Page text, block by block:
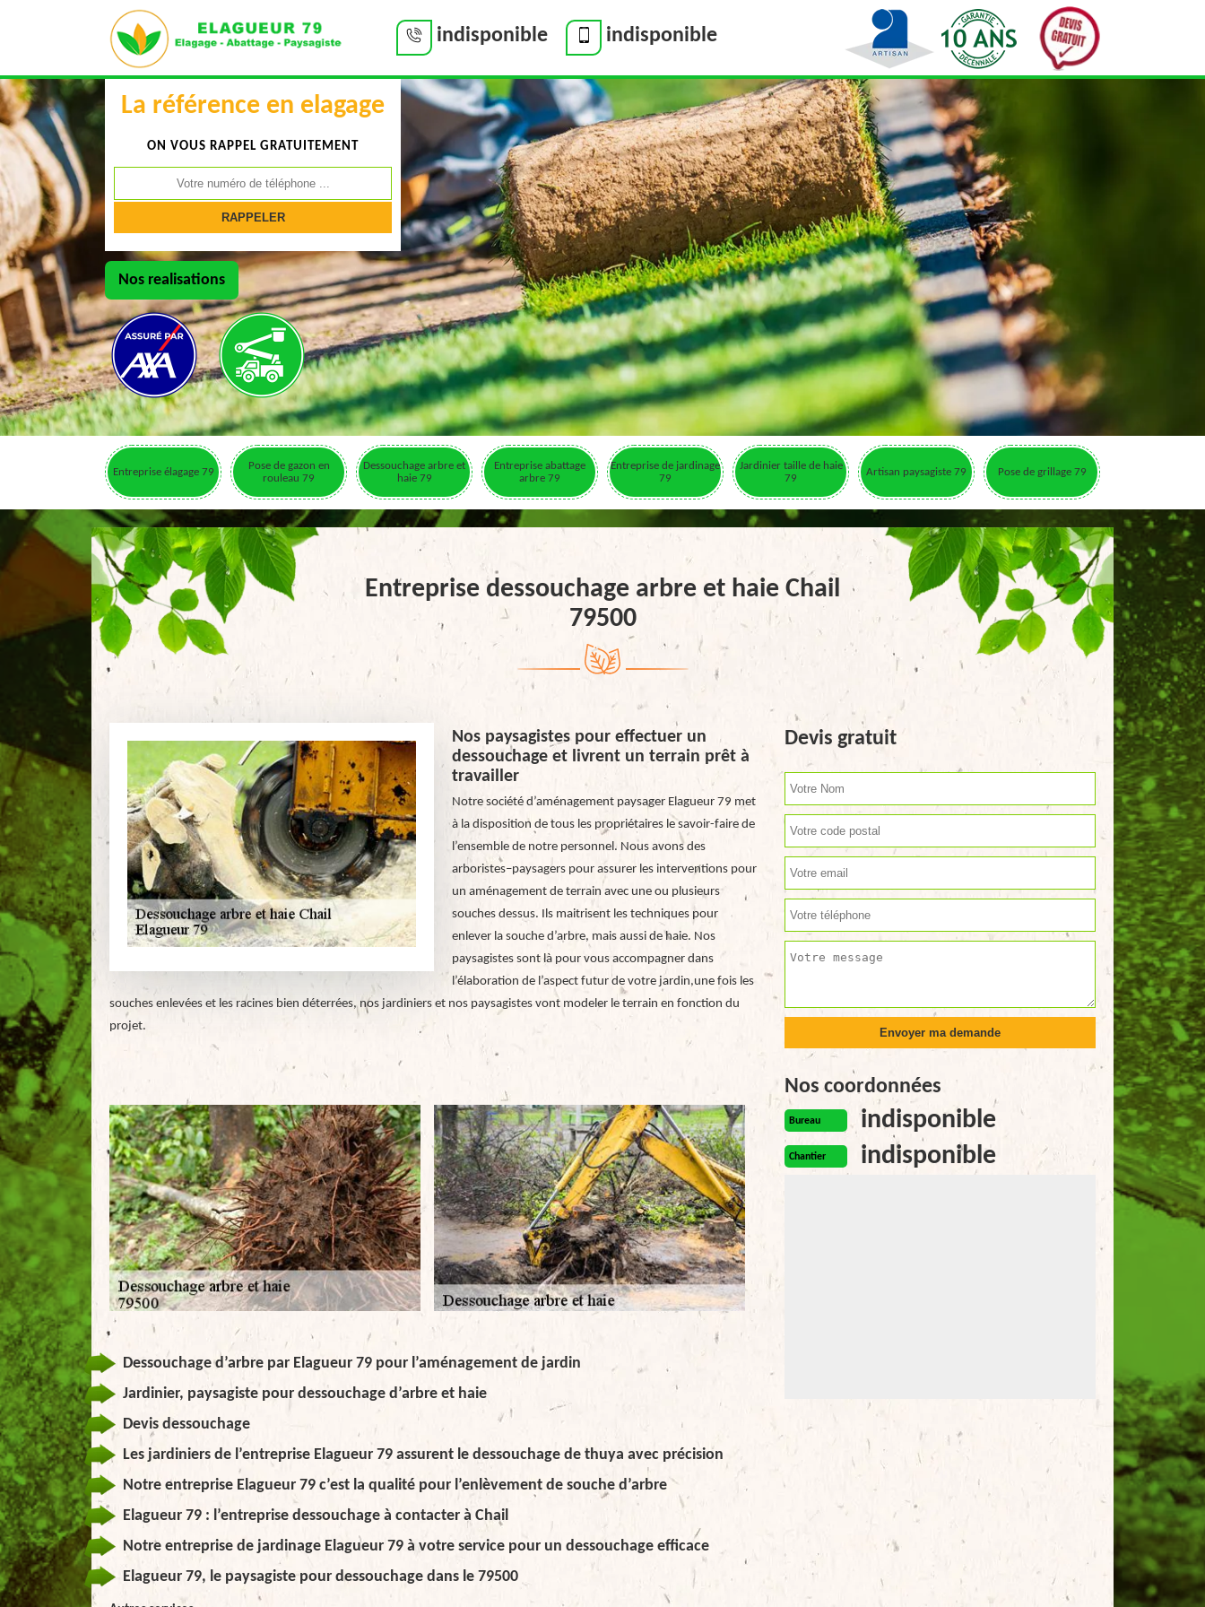
indisponible indisponible
La référence en elagage
ON VOUS RAPPEL GRATUITEMENT
Nos realisations
Entreprise élagage 79
Pose de gazon en
rouleau 79
Dessouchage arbre et
haie 79
Entreprise abattage
arbre 79
Entreprise de jardinage
79
Jardinier taille de haie
79
Artisan paysagiste 79 Pose de grillage 79
Entreprise dessouchage arbre et haie Chail
79500
Nos paysagistes pour effectuer un
dessouchage et livrent un terrain prêt à
travailler
Notre société d’aménagement paysager Elagueur 79 met
à la disposition de tous les propriétaires le savoir-faire de
l’ensemble de notre personnel. Nous avons des
arboristes–paysagers pour assurer les interventions pour
un aménagement de terrain avec une ou plusieurs
souches dessus. Ils maitrisent les techniques pour
enlever la souche d’arbre, mais aussi de haie. Nos
paysagistes sont là pour vous accompagner dans
l’élaboration de l’aspect futur de votre jardin,une fois les
souches enlevées et les racines bien déterrées, nos jardiniers et nos paysagistes vont modeler le terrain en fonction du
projet.
Dessouchage d’arbre par Elagueur 79 pour l’aménagement de jardin
Jardinier, paysagiste pour dessouchage d’arbre et haie
Devis dessouchage
Les jardiniers de l’entreprise Elagueur 79 assurent le dessouchage de thuya avec précision
Notre entreprise Elagueur 79 c’est la qualité pour l’enlèvement de souche d’arbre
Elagueur 79 : l’entreprise dessouchage à contacter à Chail
Notre entreprise de jardinage Elagueur 79 à votre service pour un dessouchage efficace
Elagueur 79, le paysagiste pour dessouchage dans le 79500
Devis gratuit
Nos coordonnées
Bureau indisponible
Chantier indisponible